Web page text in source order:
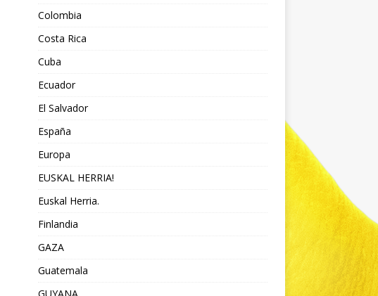
Colombia
Costa Rica
Cuba
Ecuador
El Salvador
España
Europa
EUSKAL HERRIA!
Euskal Herria.
Finlandia
GAZA
Guatemala